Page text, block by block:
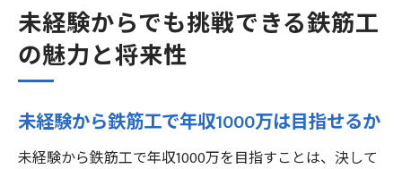
未経験からでも挑戦できる鉄筋工
の魅力と将来性
未経験から鉄筋工で年収1000万は目指せるか
未経験から鉄筋工で年収1000万を目指すことは、決して